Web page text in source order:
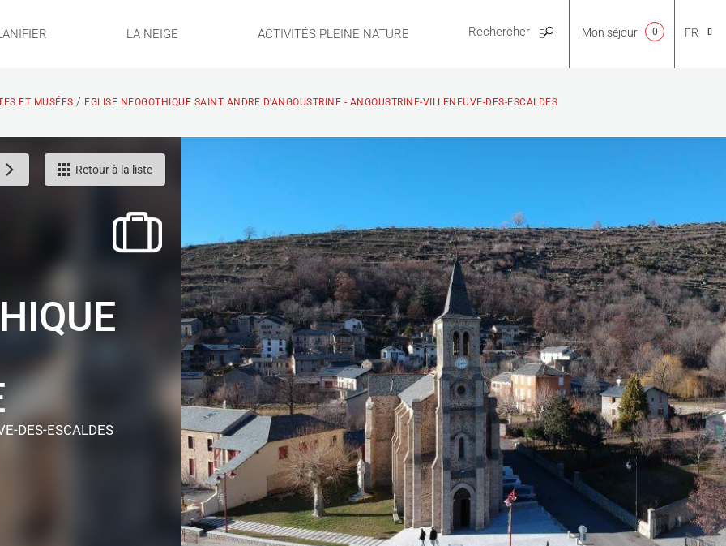
LA NEIGE ACTIVITÉS PLEINE NATURE PRATIQUE
EN
FR
ES
Mon séjour 0
ET MUSÉES / EGLISE NEOGOTHIQUE SAINT ANDRE D'ANGOUSTRINE - ANGOUSTRINE-VILLENEUVE-DES-ESCALDES
Retour à la liste
DES-ESCALDES